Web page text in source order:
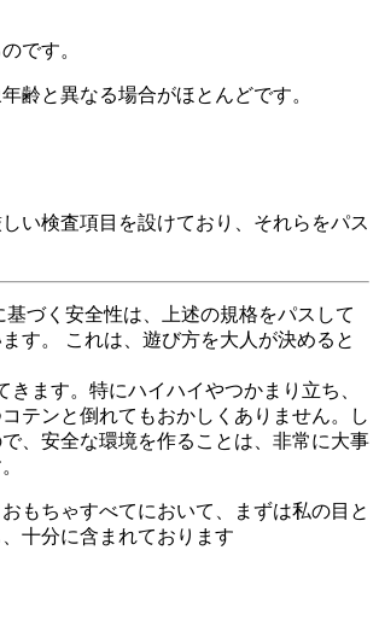
です。
齢と異なる場合がほとんどです。
い検査項目を設けており、それらをパス
づく安全性は、上述の規格をパスして
す。 これは、遊び方を大人が決めると
ます。特にハイハイやつかまり立ち、
テンと倒れてもおかしくありません。し
、安全な環境を作ることは、非常に大事
もちゃすべてにおいて、まずは私の目と
十分に含まれております